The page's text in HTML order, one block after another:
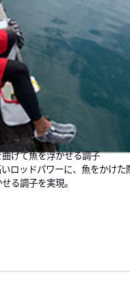
げて魚を浮かせる調子
ロッドパワーに、魚をかけた
る調子を実現。